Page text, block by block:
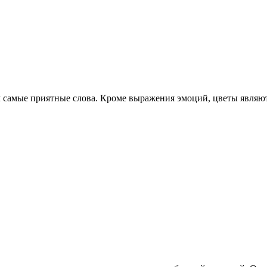
самые приятные слова. Кроме выражения эмоций, цветы